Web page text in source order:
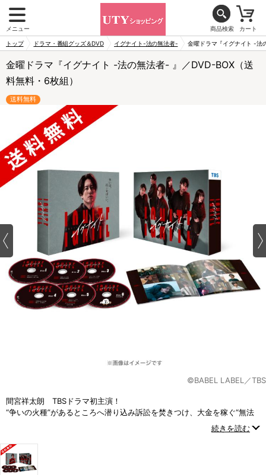
メニュー 商品検索 カート
トップ ドラマ・番組グッズ＆DVD イグナイト-法の無法者- 金曜ドラマ『イグナイト -法
金曜ドラマ『イグナイト -法の無法者- 』／DVD-BOX（送
料無料・6枚組）
送料無料
©BABEL LABEL／TBS
間宮祥太朗 TBSドラマ初主演！
“争いの火種”があるところへ潜り込み訴訟を焚きつけ、大金を稼ぐ“無法
続きを読む